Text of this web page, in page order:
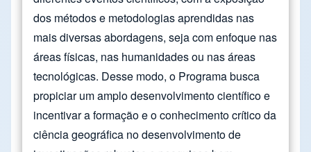
dos métodos e metodologias aprendidas nas
mais diversas abordagens, seja com enfoque nas
áreas físicas, nas humanidades ou nas áreas
tecnológicas. Desse modo, o Programa busca
propiciar um amplo desenvolvimento científico e
incentivar a formação e o conhecimento crítico da
ciência geográfica no desenvolvimento de